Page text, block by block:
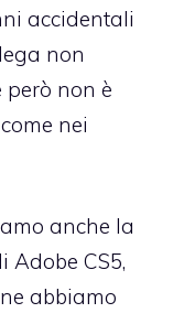
accidentali
non
non è
nei
anche la
CS5,
abbiamo